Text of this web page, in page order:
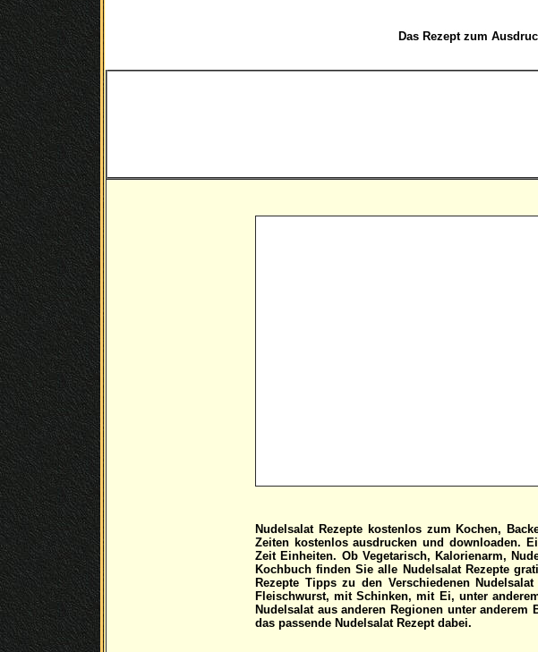
Das Rezept zum
Nudelsalat Rezepte kostenlos zum Kochen,
Zeiten kostenlos ausdrucken und downloaden.
Zeit Einheiten. Ob Vegetarisch, Kalorienarm,
Kochbuch finden Sie alle Nudelsalat Rezepte
Rezepte Tipps zu den Verschiedenen
Fleischwurst, mit Schinken, mit Ei, unter
Nudelsalat aus anderen Regionen unter
das passende Nudelsalat Rezept dabei.